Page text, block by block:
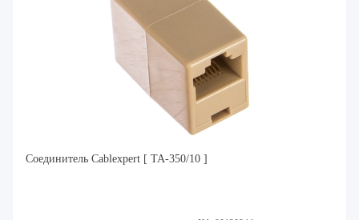
Соединитель Cablexpert [ TA-350/10 ]